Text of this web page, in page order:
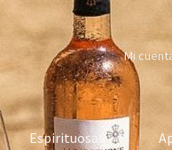
Mi
Espirituosas